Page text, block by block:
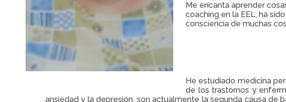
Me encanta aprender
coaching en la EEL, ha
consciencia de muchas
He estudiado medicina
de los trastornos y
ansiedad y la depresión, son actualmente la segunda causa de